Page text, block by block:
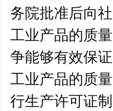
务院批准后向
工业产品的质
争能够有效保
工业产品的质
行生产许可证制